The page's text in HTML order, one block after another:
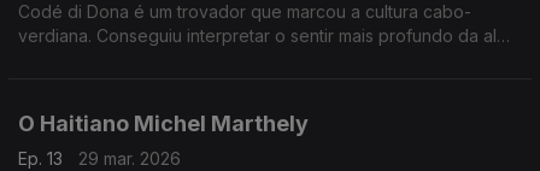
Codé di Dona é um trovador que marcou a cultura cabo-
verdiana. Conseguiu interpretar o sentir mais profundo da alma
O Haitiano Michel Marthely
Ep. 13
29 mar. 2026